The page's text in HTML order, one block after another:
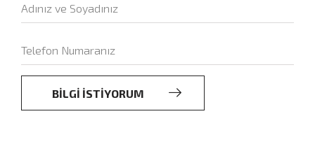
BİLGİ İSTİYORUM